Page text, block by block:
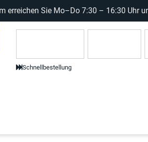
erreichen Sie Mo–Do 7:30 – 16:30 Uhr
Schnellbestellung